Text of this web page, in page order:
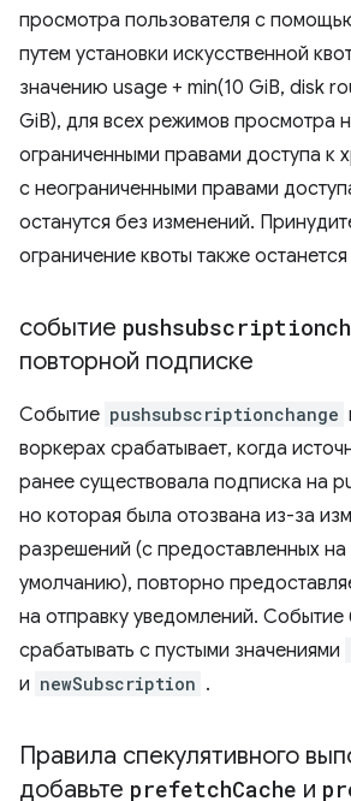
просмотра пользователя с
путем установки искусственной
значению usage + min(10 GiB, disk
GiB), для всех режимов просмотра
ограниченными правами доступа к
с неограниченными правами
останутся без изменений.
ограничение квоты также
событие
повторной подписке
Событие pushsubscriptionchange
воркерах срабатывает, когда
ранее существовала подписка на
но которая была отозвана из-за
разрешений (с предоставленных
умолчанию), повторно
на отправку уведомлений. Событие
срабатывать с пустыми значениями
и newSubscription .
Правила спекулятивного
добавьте prefetchCache и